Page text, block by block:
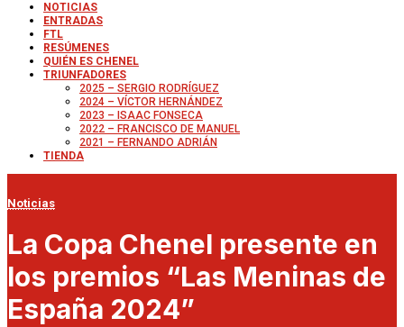
NOTICIAS
ENTRADAS
FTL
RESÚMENES
QUIÉN ES CHENEL
TRIUNFADORES
2025 – SERGIO RODRÍGUEZ
2024 – VÍCTOR HERNÁNDEZ
2023 – ISAAC FONSECA
2022 – FRANCISCO DE MANUEL
2021 – FERNANDO ADRIÁN
TIENDA
Noticias
La Copa Chenel presente en
los premios “Las Meninas de
España 2024”